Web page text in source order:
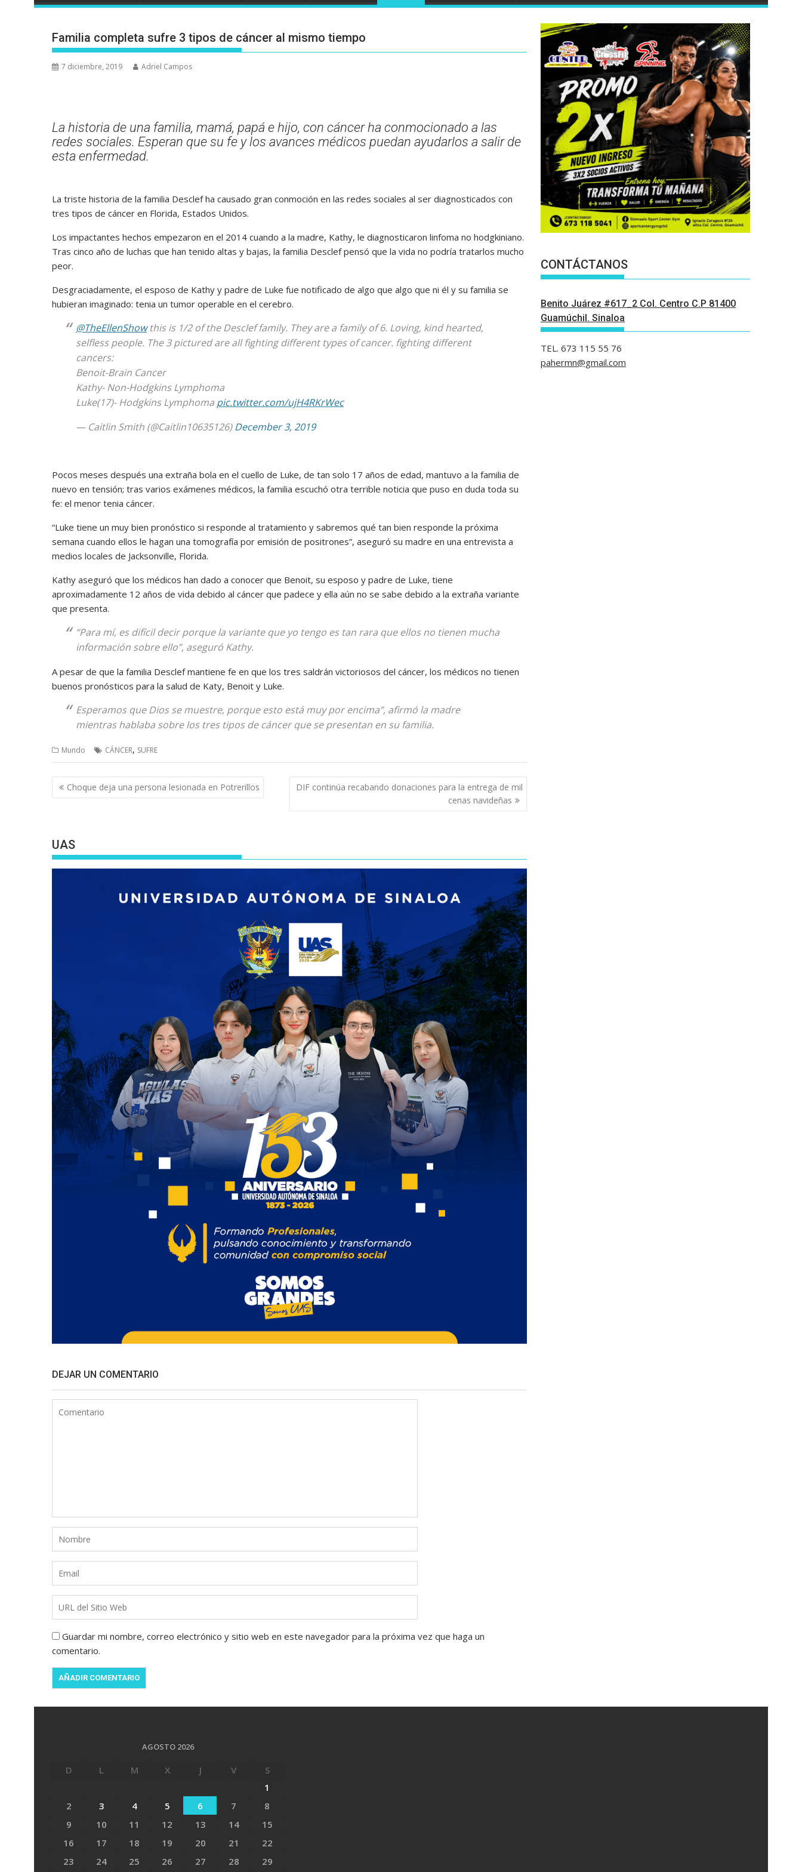
Familia completa sufre 3 tipos de cáncer al mismo tiempo
7 diciembre, 2019 Adriel Campos
La historia de una familia, mamá, papá e hijo, con cáncer ha conmocionado a las
redes sociales. Esperan que su fe y los avances médicos puedan ayudarlos a salir de
esta enfermedad.
La triste historia de la familia Desclef ha causado gran conmoción en las redes sociales al ser diagnosticados con
tres tipos de cáncer en Florida, Estados Unidos.
Los impactantes hechos empezaron en el 2014 cuando a la madre, Kathy, le diagnosticaron linfoma no hodgkiniano.
Tras cinco año de luchas que han tenido altas y bajas, la familia Desclef pensó que la vida no podría tratarlos mucho
peor.
Desgraciadamente, el esposo de Kathy y padre de Luke fue notificado de algo que algo que ni él y su familia se
hubieran imaginado: tenia un tumor operable en el cerebro.
@TheEllenShowthis is 1/2 of the Desclef family. They are a family of 6. Loving, kind hearted,
selfless people. The 3 pictured are all fighting different types of cancer. fighting different
cancers:
Benoit-Brain Cancer
Kathy- Non-Hodgkins Lymphoma
Luke(17)- Hodgkins Lymphoma pic.twitter.com/ujH4RKrWec
— Caitlin Smith (@Caitlin10635126)December 3, 2019
Pocos meses después una extraña bola en el cuello de Luke, de tan solo 17 años de edad, mantuvo a la familia de
nuevo en tensión; tras varios exámenes médicos, la familia escuchó otra terrible noticia que puso en duda toda su
fe: el menor tenia cáncer.
“Luke tiene un muy bien pronóstico si responde al tratamiento y sabremos qué tan bien responde la próxima
semana cuando ellos le hagan una tomografía por emisión de positrones”, aseguró su madre en una entrevista a
medios locales de Jacksonville, Florida.
Kathy aseguró que los médicos han dado a conocer que Benoit, su esposo y padre de Luke, tiene
aproximadamente 12 años de vida debido al cáncer que padece y ella aún no se sabe debido a la extraña variante
que presenta.
“Para mí, es difícil decir porque la variante que yo tengo es tan rara que ellos no tienen mucha
información sobre ello”, aseguró Kathy.
A pesar de que la familia Desclef mantiene fe en que los tres saldrán victoriosos del cáncer, los médicos no tienen
buenos pronósticos para la salud de Katy, Benoit y Luke.
Esperamos que Dios se muestre, porque esto está muy por encima”, afirmó la madre
mientras hablaba sobre los tres tipos de cáncer que se presentan en su familia.
Mundo CÁNCER, SUFRE
Navegación
de
Choque deja una persona lesionada en Potrerillos
DIF continúa recabando donaciones para la entrega de mil
cenas navideñas
UAS
DEJAR UN COMENTARIO
Guardar mi nombre, correo electrónico y sitio web en este navegador para la próxima vez que haga un
comentario.
CONTÁCTANOS
Benito Juárez #617_2 Col. Centro C.P 81400
Guamúchil. Sinaloa
TEL. 673 115 55 76
pahermn@gmail.com
AGOSTO 2026
D L M X J V
S
1
2
3 4 5 6 7
8
9
10 11 12 13 14
15
16
17 18 19 20 21
22
23
24 25 26 27 28 29